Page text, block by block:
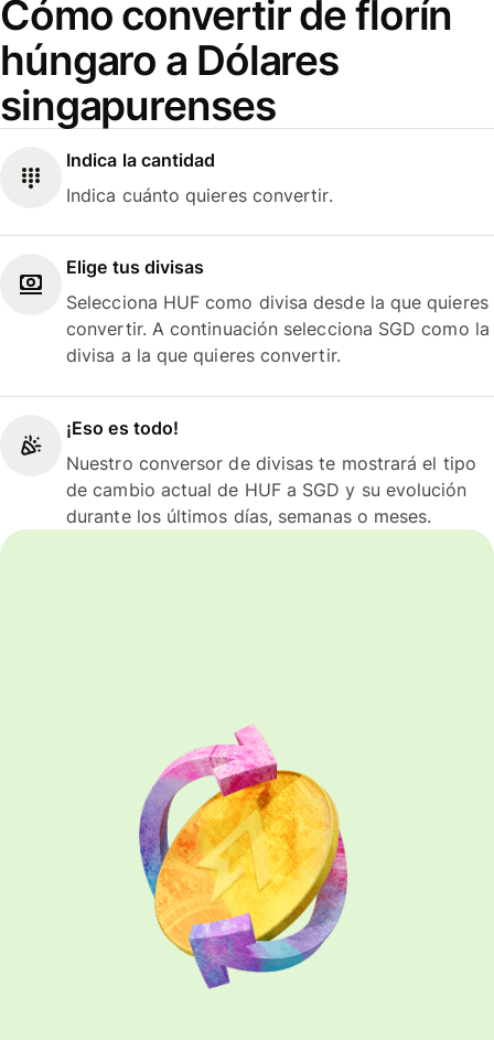
Cómo convertir de florín
húngaro a Dólares
singapurenses
Indica la cantidad
Indica cuánto quieres convertir.
Elige tus divisas
Selecciona HUF como divisa desde la que quieres
convertir. A continuación selecciona SGD como la
divisa a la que quieres convertir.
¡Eso es todo!
Nuestro conversor de divisas te mostrará el tipo
de cambio actual de HUF a SGD y su evolución
durante los últimos días, semanas o meses.